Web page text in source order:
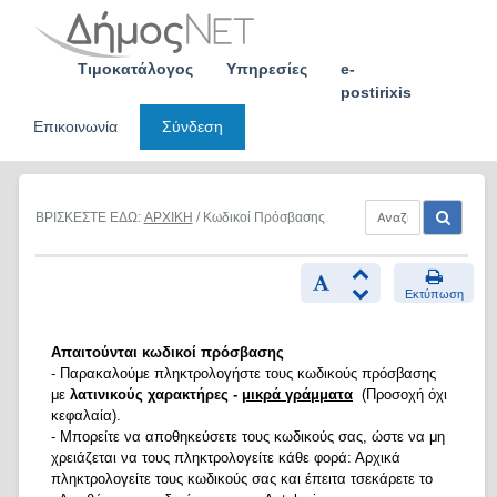
Τιμοκατάλογος Υπηρεσίες
e-
postirixis
Επικοινωνία
Σύνδεση
ΒΡΙΣΚΕΣΤΕ ΕΔΩ: ΑΡΧΙΚΗ / Κωδικοί Πρόσβασης
Εκτύπωση
Απαιτούνται κωδικοί πρόσβασης
- Παρακαλούμε πληκτρολογήστε τους κωδικούς πρόσβασης
με λατινικούς χαρακτήρες - μικρά γράμματα (Προσοχή όχι
κεφαλαία).
- Μπορείτε να αποθηκεύσετε τους κωδικούς σας, ώστε να μη
χρειάζεται να τους πληκτρολογείτε κάθε φορά: Αρχικά
πληκτρολογείτε τους κωδικούς σας και έπειτα τσεκάρετε το